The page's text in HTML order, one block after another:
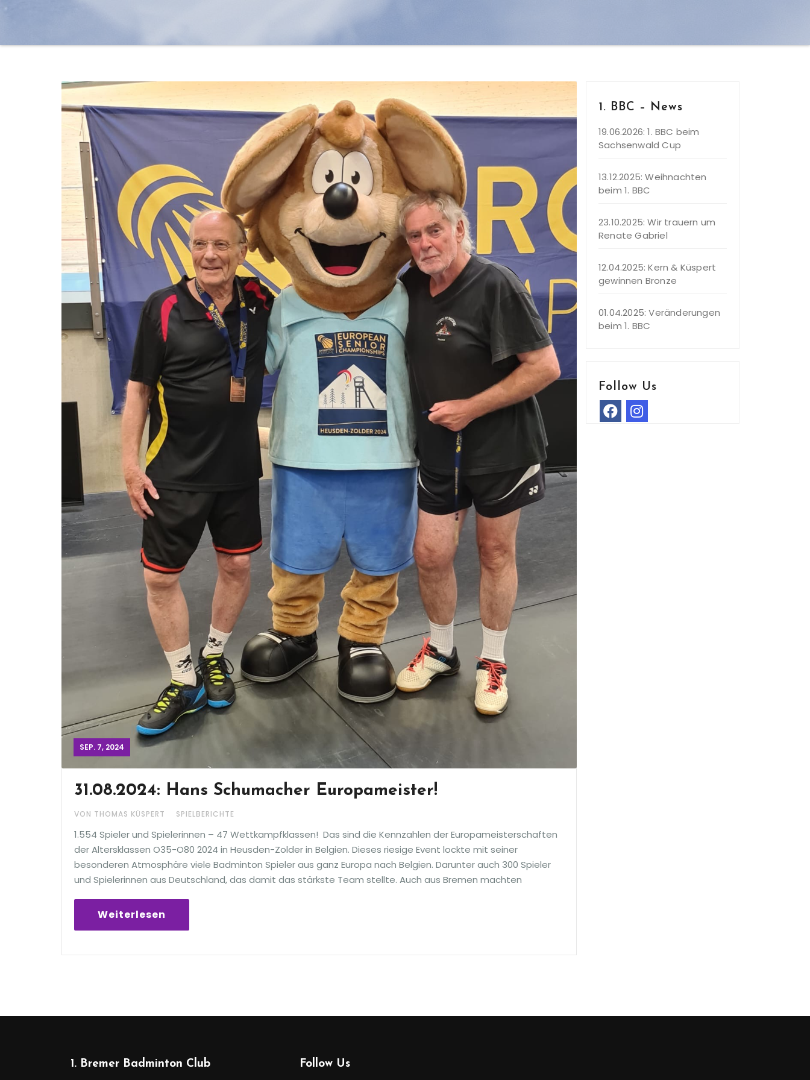
SEP. 7, 2024
31.08.2024: Hans Schumacher Europameister!
VON THOMAS KÜSPERT SPIELBERICHTE
1.554 Spieler und Spielerinnen – 47 Wettkampfklassen! Das sind die Kennzahlen der Europameisterschaften
der Altersklassen O35-O80 2024 in Heusden-Zolder in Belgien. Dieses riesige Event lockte mit seiner
besonderen Atmosphäre viele Badminton Spieler aus ganz Europa nach Belgien. Darunter auch 300 Spieler
und Spielerinnen aus Deutschland, das damit das stärkste Team stellte. Auch aus Bremen machten
Weiterlesen
1. BBC – News
19.06.2026: 1. BBC beim
Sachsenwald Cup
13.12.2025: Weihnachten
beim 1. BBC
23.10.2025: Wir trauern um
Renate Gabriel
12.04.2025: Kern & Küspert
gewinnen Bronze
01.04.2025: Veränderungen
beim 1. BBC
Follow Us
1. Bremer Badminton Club Follow Us